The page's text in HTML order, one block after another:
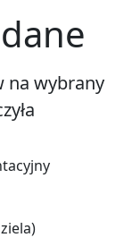
na wybrany